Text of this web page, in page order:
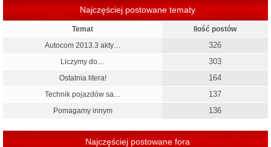
Najczęściej postowane tematy
Temat
Ilość postów
Autocom 2013.3 akty…
326
Liczymy do.... 303
Ostatnia litera! 164
Technik pojazdów sa… 137
Pomagamy innym 136
Najczęściej postowane fora